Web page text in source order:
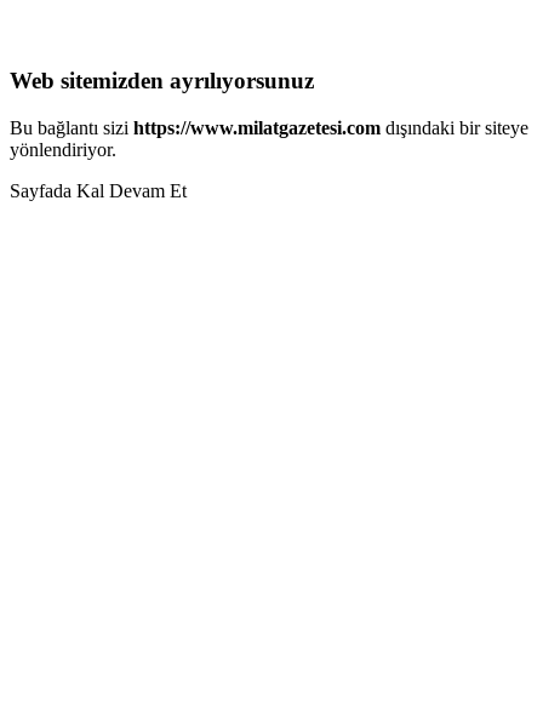
Web sitemizden ayrılıyorsunuz
Bu bağlantı sizi https://www.milatgazetesi.com dışındaki bir siteye
yönlendiriyor.
Sayfada Kal Devam Et